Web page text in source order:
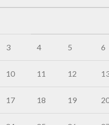
3 4 5 6
10 11 12
17 18 19